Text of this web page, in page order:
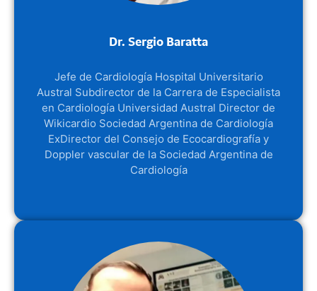
Dr. Sergio Baratta
Jefe de Cardiología Hospital Universitario
Austral Subdirector de la Carrera de Especialista
en Cardiología Universidad Austral Director de
Wikicardio Sociedad Argentina de Cardiología
ExDirector del Consejo de Ecocardiografía y
Doppler vascular de la Sociedad Argentina de
Cardiología